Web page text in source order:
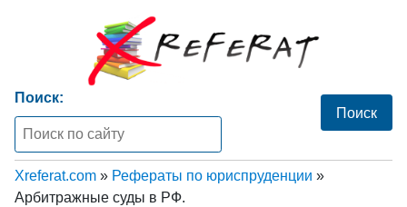
Поиск:
Xreferat.com » Рефераты по юриспруденции »
Арбитражные суды в РФ.